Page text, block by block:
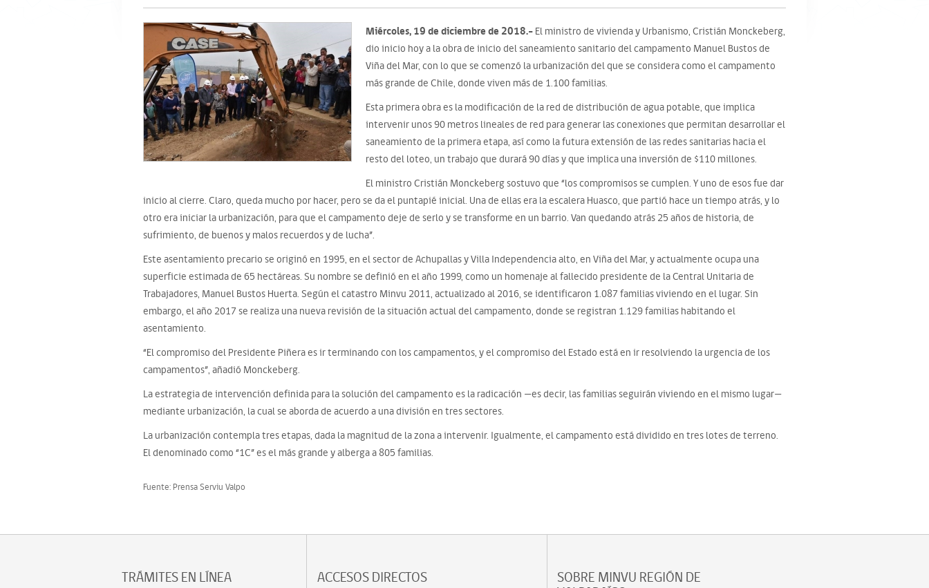
Miércoles, 19 de diciembre de 2018.- El ministro de vivienda y Urbanismo, Cristián Monckeberg,
dio inicio hoy a la obra de inicio del saneamiento sanitario del campamento Manuel Bustos de
Viña del Mar, con lo que se comenzó la urbanización del que se considera como el campamento
más grande de Chile, donde viven más de 1.100 familias.
Esta primera obra es la modificación de la red de distribución de agua potable, que implica
intervenir unos 90 metros lineales de red para generar las conexiones que permitan desarrollar el
saneamiento de la primera etapa, así como la futura extensión de las redes sanitarias hacia el
resto del loteo, un trabajo que durará 90 días y que implica una inversión de $110 millones.
El ministro Cristián Monckeberg sostuvo que “los compromisos se cumplen. Y uno de esos fue dar
inicio al cierre. Claro, queda mucho por hacer, pero se da el puntapié inicial. Una de ellas era la escalera Huasco, que partió hace un tiempo atrás, y lo
otro era iniciar la urbanización, para que el campamento deje de serlo y se transforme en un barrio. Van quedando atrás 25 años de historia, de
sufrimiento, de buenos y malos recuerdos y de lucha”.
Este asentamiento precario se originó en 1995, en el sector de Achupallas y Villa Independencia alto, en Viña del Mar, y actualmente ocupa una
superficie estimada de 65 hectáreas. Su nombre se definió en el año 1999, como un homenaje al fallecido presidente de la Central Unitaria de
Trabajadores, Manuel Bustos Huerta. Según el catastro Minvu 2011, actualizado al 2016, se identificaron 1.087 familias viviendo en el lugar. Sin
embargo, el año 2017 se realiza una nueva revisión de la situación actual del campamento, donde se registran 1.129 familias habitando el
asentamiento.
“El compromiso del Presidente Piñera es ir terminando con los campamentos, y el compromiso del Estado está en ir resolviendo la urgencia de los
campamentos”, añadió Monckeberg.
La estrategia de intervención definida para la solución del campamento es la radicación —es decir, las familias seguirán viviendo en el mismo lugar—
mediante urbanización, la cual se aborda de acuerdo a una división en tres sectores.
La urbanización contempla tres etapas, dada la magnitud de la zona a intervenir. Igualmente, el campamento está dividido en tres lotes de terreno.
El denominado como “1C” es el más grande y alberga a 805 familias.
Fuente: Prensa Serviu Valpo
TRÁMITES EN LÍNEA ACCESOS DIRECTOS
SOBRE MINVU REGIÓN DE